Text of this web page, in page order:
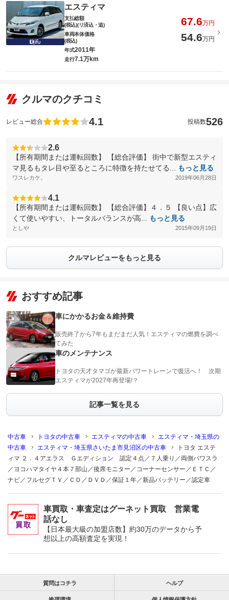
エスティマ
支払総額
(税込)(リ済込・追)
67.6万円
車両本体価格
(税込)
54.6万円
年式2011年
走行7.1万km
クルマのクチコミ
レビュー総合 4.1 投稿数526
2.6
【所有期間または運転回数】 【総合評価】 街中で新型エスティ
マ見るもタレ目や至るところに特徴を持たせてる...
もっと見る
ワスレカケ。 2019年06月28日
4.1
【所有期間または運転回数】 【総合評価】４．５ 【良い点】広
くて使いやすい、トータルバランスが高...
もっと見る
としや 2015年09月19日
クルマレビューをもっと見る
おすすめ記事
車にかかるお金＆維持費
販売終了から7年もまだまだ人気！エスティマの燃費を調べ
てみた
車のメンテナンス
トヨタの天才タマゴが最新パワートレーンで復活へ！ 次期
エスティマが2027年再登場!？
記事一覧を見る
中古車 トヨタの中古車 エスティマの中古車
エスティマ・埼玉県の
中古車
エスティマ・埼玉県さいたま市見沼区の中古車
トヨタ エステ
ィマ ２．４アエラス Ｇエディション 認定４点／７人乗り／両側パワスラ
／ヨコハマタイヤ４本７部山／後席モニター／コーナーセンサー／ＥＴＣ／
ナビ／フルセグＴＶ／ＣＤ／ＤＶＤ／保証１年／新品バッテリー／認定車
車買取・車査定はグーネット買取 営業電
話なし
【日本最大級の加盟店数】約30万のデータから予
想以上の高額査定を実現！
質問はコチラ ヘルプ